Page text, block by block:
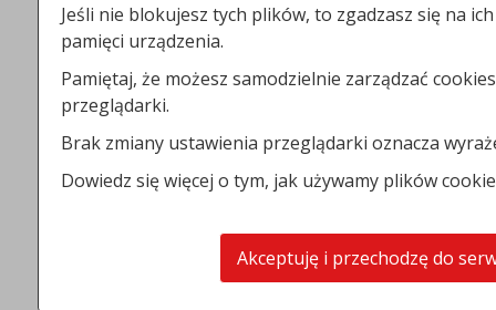
Jeśli nie blokujesz tych plików, to zgadzasz się na
pamięci urządzenia.
Pamiętaj, że możesz samodzielnie zarządzać
przeglądarki.
Brak zmiany ustawienia przeglądarki oznacza
Dowiedz się więcej o tym, jak używamy plików
Akceptuję i przechodzę do